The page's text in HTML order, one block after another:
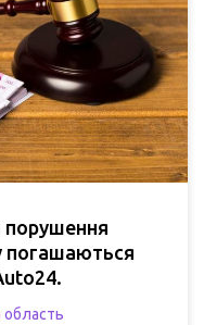
порушення
погашаються
область